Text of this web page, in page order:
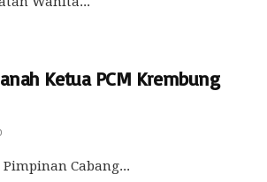
Ketua PCM Krembung
Pimpinan Cabang...